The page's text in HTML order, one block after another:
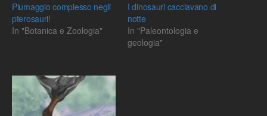
Piumaggio complesso negli
pterosauri!
In "Botanica e Zoologia"
I dinosauri cacciavano di
notte
In "Paleontologia e
geologia"